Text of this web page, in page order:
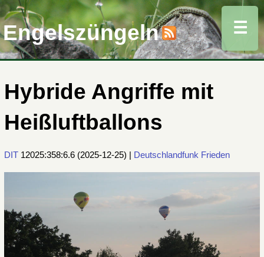
Engelszüngeln
Hybride Angriffe mit
Heißluftballons
DIT 12025:358:6.6 (2025-12-25) | Deutschlandfunk Frieden
☰